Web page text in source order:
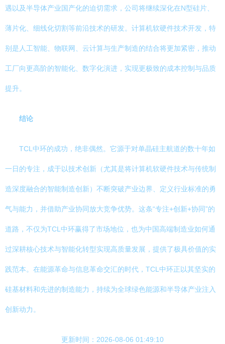
遇以及半导体产业国产化的迫切需求，公司将继续深化在N型硅片、
薄片化、细线化切割等前沿技术的研发。计算机软硬件技术开发，特
别是人工智能、物联网、云计算与生产制造的结合将更加紧密，推动
工厂向更高阶的智能化、数字化演进，实现更极致的成本控制与品质
提升。
结论
TCL中环的成功，绝非偶然。它源于对单晶硅主航道的数十年如
一日的专注，成于以技术创新（尤其是将计算机软硬件技术与传统制
造深度融合的智能制造创新）不断突破产业边界、定义行业标准的勇
气与能力，并借助产业协同放大竞争优势。这条“专注+创新+协同”的
道路，不仅为TCL中环赢得了市场地位，也为中国高端制造业如何通
过深耕核心技术与智能化转型实现高质量发展，提供了极具价值的实
践范本。在能源革命与信息革命交汇的时代，TCL中环正以其坚实的
硅基材料和先进的制造能力，持续为全球绿色能源和半导体产业注入
创新动力。
更新时间：2026-08-06 01:49:10